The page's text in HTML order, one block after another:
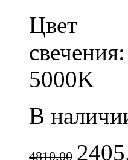
Цвет
свечения:
5000K
В
4810.00